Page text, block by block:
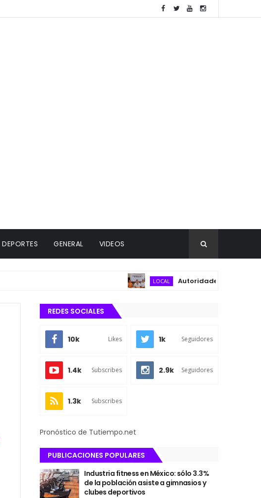
DEPORTES GENERAL VIDEOS
LOCAL Autoridades municipales y
REDES SOCIALES
10k Likes 1k Seguidores
1.4k Subscribes 2.9k Seguidores
1.3k Subscribes
Pronóstico de Tutiempo.net
PUBLICACIONES POPULARES
Industria fitness en México: sólo 3.3%
de la población asiste a gimnasios y
clubes deportivos